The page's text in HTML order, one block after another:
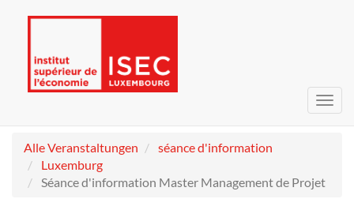
Alle Veranstaltungen
séance d'information
Luxemburg
Séance d'information Master Management de Projet